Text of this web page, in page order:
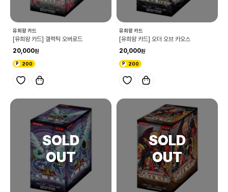
유희왕 카드
[유희왕 카드] 갤럭틱 오버로드
20,000
200
유희왕 카드
[유희왕 카드] 오더 오브 카오스
20,000
200